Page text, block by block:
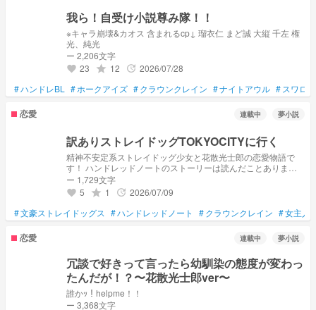
我ら！自受け小説尊み隊！！
※キャラ崩壊&カオス 含まれるcp↓ 瑠衣仁 まど誠 大縦 千左 権
光、純光
ー 2,206文字
favorite 23 grade 12 update 2026/07/28
#ハンドレBL #ホークアイズ #クラウンクレイン #ナイトアウル # スワロ
恋愛 連載中 夢小説
訳ありストレイドッグTOKYOCITYに行く
精神不安定系ストレイドッグ少女と花散光士郎の恋愛物語で
す！ ハンドレッドノートのストーリーは読んだことありませ
ん！ｺﾞﾒﾝﾅｻｲ 文豪ストレイドッグスもアニメ勢です、、、 話が
噛み合わないこともあると思いますがお願いします
ー 1,729文字
favorite 5 grade 1 update 2026/07/09
#文豪ストレイドッグス #ハンドレッドノート #クラウンクレイン #女主人
恋愛 連載中 夢小説
冗談で好きって言ったら幼馴染の態度が変わっ
たんだが！？〜花散光士郎ver〜
誰かｯ！helpme！！
ー 3,368文字